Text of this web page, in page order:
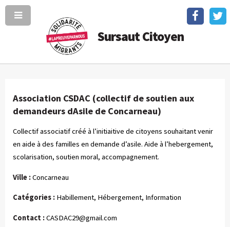
Sursaut Citoyen
Association CSDAC (collectif de soutien aux
demandeurs dAsile de Concarneau)
Collectif associatif créé à l’initiaitive de citoyens souhaitant venir
en aide à des familles en demande d’asile. Aide à l’hebergement,
scolarisation, soutien moral, accompagnement.
Ville :Concarneau
Catégories : Habillement, Hébergement, Information
Contact :CASDAC29@gmail.com